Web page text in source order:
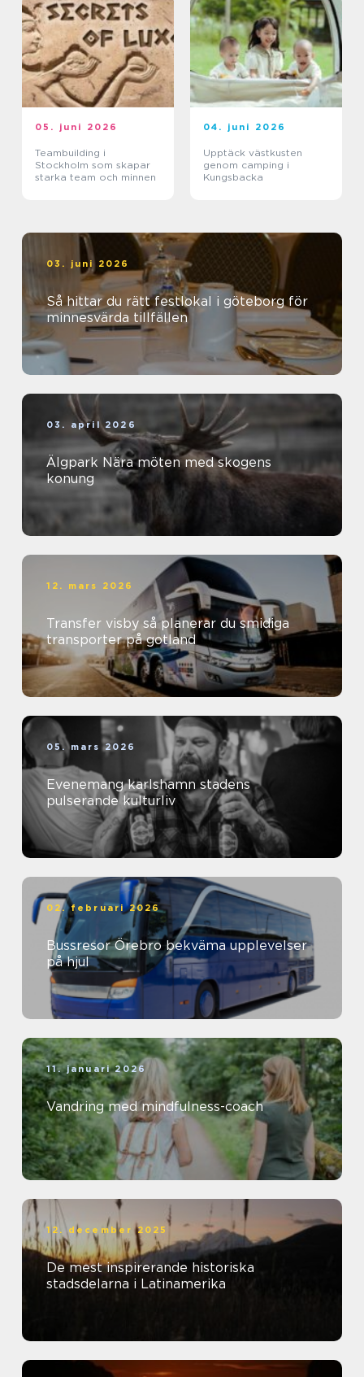
05. juni 2026
Teambuilding i
Stockholm som skapar
starka team och minnen
04. juni 2026
Upptäck västkusten
genom camping i
Kungsbacka
03. juni 2026
Så hittar du rätt festlokal i göteborg för
minnesvärda tillfällen
03. april 2026
Älgpark Nära möten med skogens
konung
12. mars 2026
Transfer visby så planerar du smidiga
transporter på gotland
05. mars 2026
Evenemang karlshamn stadens
pulserande kulturliv
02. februari 2026
Bussresor Örebro bekväma upplevelser
på hjul
11. januari 2026
Vandring med mindfulness-coach
12. december 2025
De mest inspirerande historiska
stadsdelarna i Latinamerika